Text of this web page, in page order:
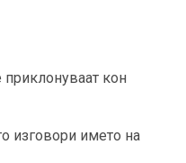
кон
изговори името на